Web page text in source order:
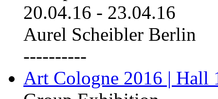
20.04.16 - 23.04.16
Aurel Scheibler Berlin
----------
Art Cologne 2016 | Hall